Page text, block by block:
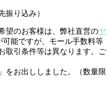
振り込み）
望のお客様は、弊社直営のヤ
可能ですが、モール手数料等
取引条件等は異なります。ご
をお出ししました。（数量限